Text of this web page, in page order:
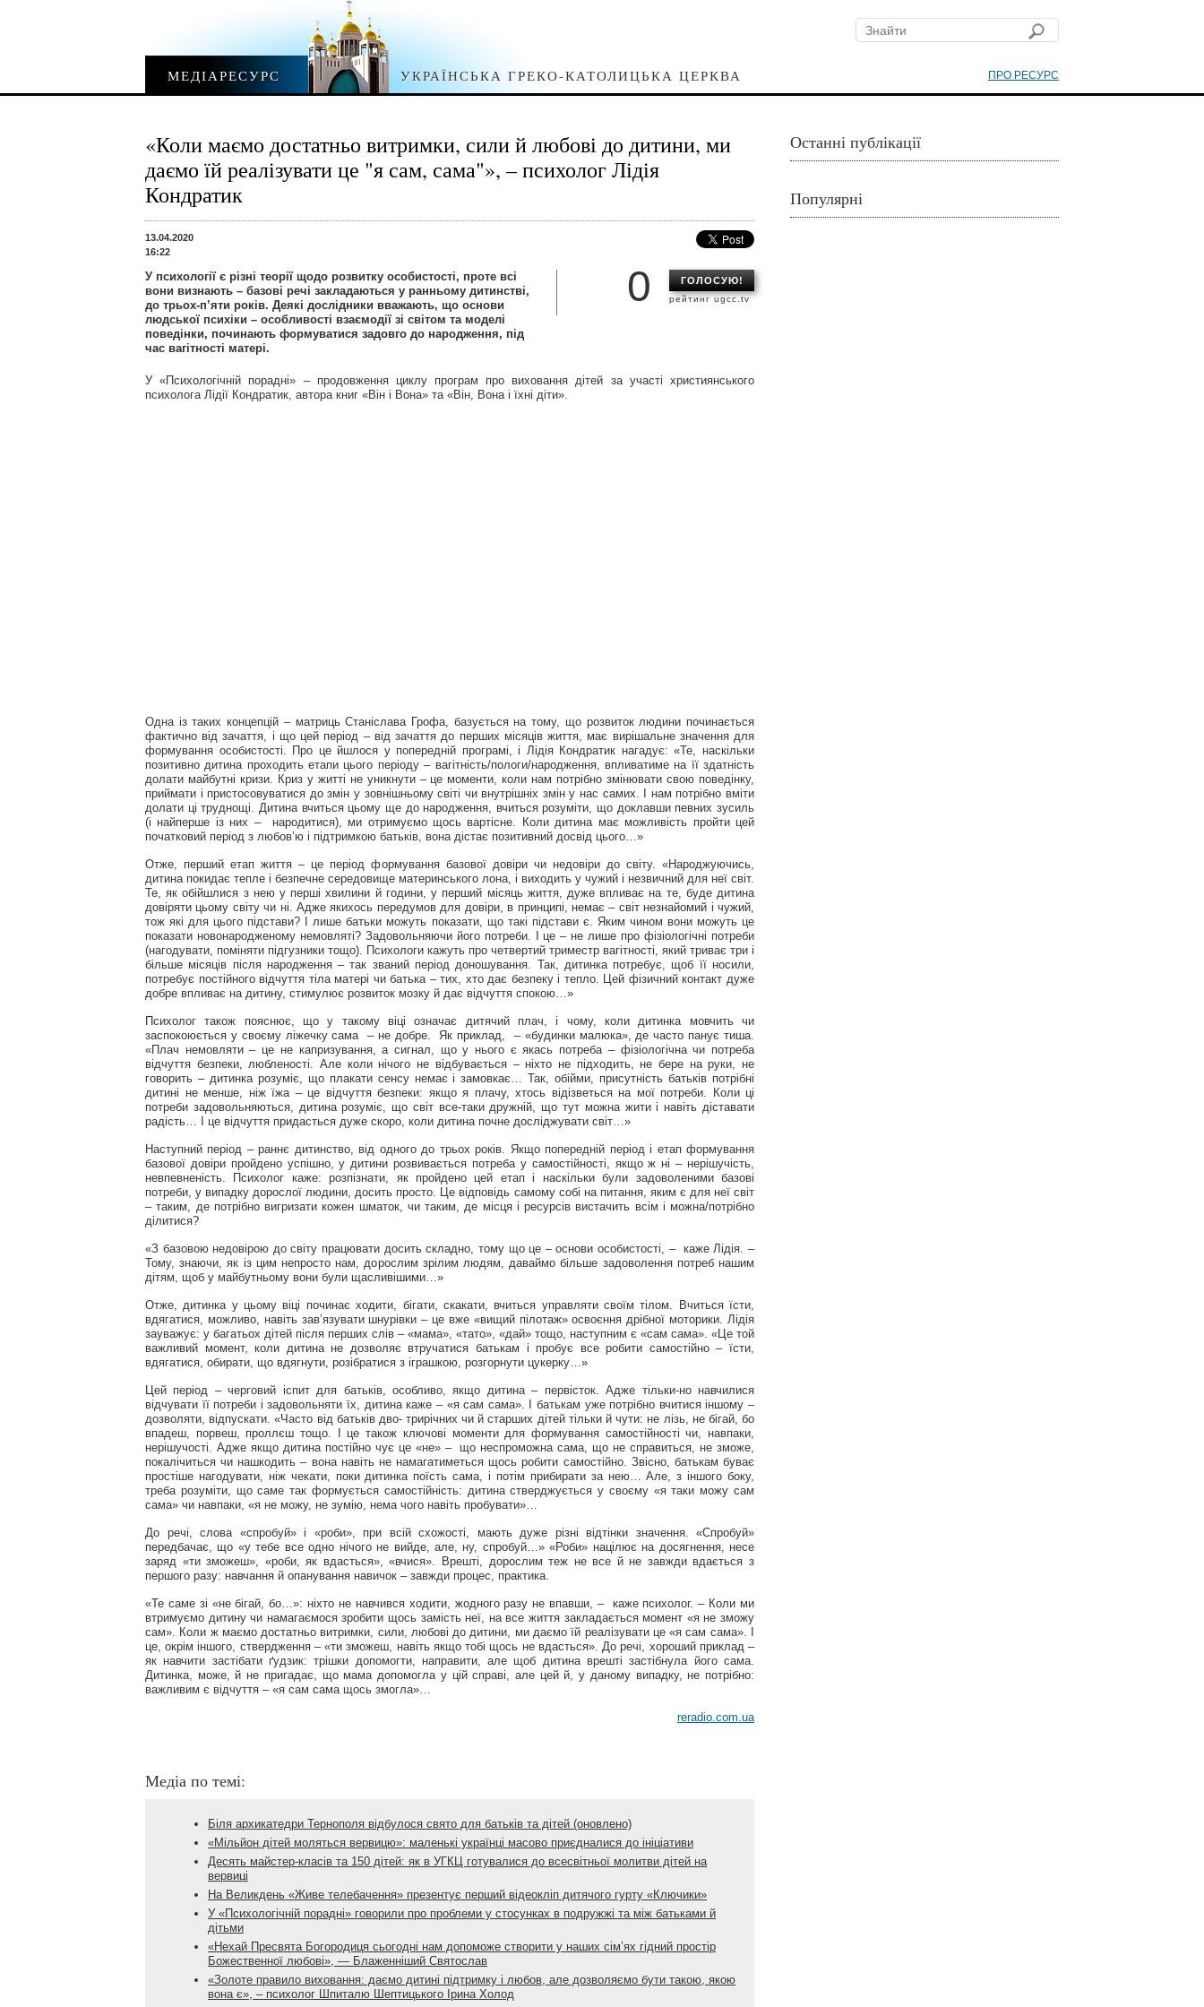
ПРО РЕСУРС
МЕДІАРЕСУРС УКРАЇНСЬКА ГРЕКО-КАТОЛИЦЬКА ЦЕРКВА
«Коли маємо достатньо витримки, сили й любові до дитини, ми
даємо їй реалізувати це "я сам, сама"», – психолог Лідія
Кондратик
13.04.2020
16:22
ГОЛОСУЮ!
рейтинг ugcc.tv
0
У психології є різні теорії щодо розвитку особистості, проте всі
вони визнають – базові речі закладаються у ранньому дитинстві,
до трьох-п’яти років. Деякі дослідники вважають, що основи
людської психіки – особливості взаємодії зі світом та моделі
поведінки, починають формуватися задовго до народження, під
час вагітності матері.
У «Психологічній порадні» – продовження циклу програм про виховання дітей за участі християнського
психолога Лідії Кондратик, автора книг «Він і Вона» та «Він, Вона і їхні діти».
Одна із таких концепцій – матриць Станіслава Грофа, базується на тому, що розвиток людини починається
фактично від зачаття, і що цей період – від зачаття до перших місяців життя, має вирішальне значення для
формування особистості. Про це йшлося у попередній програмі, і Лідія Кондратик нагадує: «Те, наскільки
позитивно дитина проходить етапи цього періоду – вагітність/пологи/народження, впливатиме на її здатність
долати майбутні кризи. Криз у житті не уникнути – це моменти, коли нам потрібно змінювати свою поведінку,
приймати і пристосовуватися до змін у зовнішньому світі чи внутрішніх змін у нас самих. І нам потрібно вміти
долати ці труднощі. Дитина вчиться цьому ще до народження, вчиться розуміти, що доклавши певних зусиль
(і найперше із них – народитися), ми отримуємо щось вартісне. Коли дитина має можливість пройти цей
початковий період з любов’ю і підтримкою батьків, вона дістає позитивний досвід цього…»
Отже, перший етап життя – це період формування базової довіри чи недовіри до світу. «Народжуючись,
дитина покидає тепле і безпечне середовище материнського лона, і виходить у чужий і незвичний для неї світ.
Те, як обійшлися з нею у перші хвилини й години, у перший місяць життя, дуже впливає на те, буде дитина
довіряти цьому світу чи ні. Адже якихось передумов для довіри, в принципі, немає – світ незнайомий і чужий,
тож які для цього підстави? І лише батьки можуть показати, що такі підстави є. Яким чином вони можуть це
показати новонародженому немовляті? Задовольняючи його потреби. І це – не лише про фізіологічні потреби
(нагодувати, поміняти підгузники тощо). Психологи кажуть про четвертий триместр вагітності, який триває три і
більше місяців після народження – так званий період доношування. Так, дитинка потребує, щоб її носили,
потребує постійного відчуття тіла матері чи батька – тих, хто дає безпеку і тепло. Цей фізичний контакт дуже
добре впливає на дитину, стимулює розвиток мозку й дає відчуття спокою…»
Психолог також пояснює, що у такому віці означає дитячий плач, і чому, коли дитинка мовчить чи
заспокоюється у своєму ліжечку сама – не добре. Як приклад, – «будинки малюка», де часто панує тиша.
«Плач немовляти – це не капризування, а сигнал, що у нього є якась потреба – фізіологічна чи потреба
відчуття безпеки, любленості. Але коли нічого не відбувається – ніхто не підходить, не бере на руки, не
говорить – дитинка розуміє, що плакати сенсу немає і замовкає… Так, обійми, присутність батьків потрібні
дитині не менше, ніж їжа – це відчуття безпеки: якщо я плачу, хтось відізветься на мої потреби. Коли ці
потреби задовольняються, дитина розуміє, що світ все-таки дружній, що тут можна жити і навіть діставати
радість… І це відчуття придасться дуже скоро, коли дитина почне досліджувати світ…»
Наступний період – раннє дитинство, від одного до трьох років. Якщо попередній період і етап формування
базової довіри пройдено успішно, у дитини розвивається потреба у самостійності, якщо ж ні – нерішучість,
невпевненість. Психолог каже: розпізнати, як пройдено цей етап і наскільки були задоволеними базові
потреби, у випадку дорослої людини, досить просто. Це відповідь самому собі на питання, яким є для неї світ
– таким, де потрібно вигризати кожен шматок, чи таким, де місця і ресурсів вистачить всім і можна/потрібно
ділитися?
«З базовою недовірою до світу працювати досить складно, тому що це – основи особистості, – каже Лідія. –
Тому, знаючи, як із цим непросто нам, дорослим зрілим людям, даваймо більше задоволення потреб нашим
дітям, щоб у майбутньому вони були щасливішими…»
Отже, дитинка у цьому віці починає ходити, бігати, скакати, вчиться управляти своїм тілом. Вчиться їсти,
вдягатися, можливо, навіть зав’язувати шнурівки – це вже «вищий пілотаж» освоєння дрібної моторики. Лідія
зауважує: у багатьох дітей після перших слів – «мама», «тато», «дай» тощо, наступним є «сам сама». «Це той
важливий момент, коли дитина не дозволяє втручатися батькам і пробує все робити самостійно – їсти,
вдягатися, обирати, що вдягнути, розібратися з іграшкою, розгорнути цукерку…»
Цей період – черговий іспит для батьків, особливо, якщо дитина – первісток. Адже тільки-но навчилися
відчувати її потреби і задовольняти їх, дитина каже – «я сам сама». І батькам уже потрібно вчитися іншому –
дозволяти, відпускати. «Часто від батьків дво- трирічних чи й старших дітей тільки й чути: не лізь, не бігай, бо
впадеш, порвеш, проллєш тощо. І це також ключові моменти для формування самостійності чи, навпаки,
нерішучості. Адже якщо дитина постійно чує це «не» – що неспроможна сама, що не справиться, не зможе,
покалічиться чи нашкодить – вона навіть не намагатиметься щось робити самостійно. Звісно, батькам буває
простіше нагодувати, ніж чекати, поки дитинка поїсть сама, і потім прибирати за нею… Але, з іншого боку,
треба розуміти, що саме так формується самостійність: дитина стверджується у своєму «я таки можу сам
сама» чи навпаки, «я не можу, не зумію, нема чого навіть пробувати»…
До речі, слова «спробуй» і «роби», при всій схожості, мають дуже різні відтінки значення. «Спробуй»
передбачає, що «у тебе все одно нічого не вийде, але, ну, спробуй…» «Роби» націлює на досягнення, несе
заряд «ти зможеш», «роби, як вдасться», «вчися». Врешті, дорослим теж не все й не завжди вдається з
першого разу: навчання й опанування навичок – завжди процес, практика.
«Те саме зі «не бігай, бо…»: ніхто не навчився ходити, жодного разу не впавши, – каже психолог. – Коли ми
втримуємо дитину чи намагаємося зробити щось замість неї, на все життя закладається момент «я не зможу
сам». Коли ж маємо достатньо витримки, сили, любові до дитини, ми даємо їй реалізувати це «я сам сама». І
це, окрім іншого, ствердження – «ти зможеш, навіть якщо тобі щось не вдасться». До речі, хороший приклад –
як навчити застібати ґудзик: трішки допомогти, направити, але щоб дитина врешті застібнула його сама.
Дитинка, може, й не пригадає, що мама допомогла у цій справі, але цей й, у даному випадку, не потрібно:
важливим є відчуття – «я сам сама щось змогла»…
reradio.com.ua
Медіа по темі:
Біля архикатедри Тернополя відбулося свято для батьків та дітей (оновлено)
«Мільйон дітей моляться вервицю»: маленькі українці масово приєдналися до ініціативи
Десять майстер-класів та 150 дітей: як в УГКЦ готувалися до всесвітньої молитви дітей на
вервиці
На Великдень «Живе телебачення» презентує перший відеокліп дитячого гурту «Ключики»
У «Психологічній порадні» говорили про проблеми у стосунках в подружжі та між батьками й
дітьми
«Нехай Пресвята Богородиця сьогодні нам допоможе створити у наших сім’ях гідний простір
Божественної любові», — Блаженніший Святослав
«Золоте правило виховання: даємо дитині підтримку і любов, але дозволяємо бути такою, якою
вона є», – психолог Шпиталю Шептицького Ірина Холод
Останні публікації
Популярні